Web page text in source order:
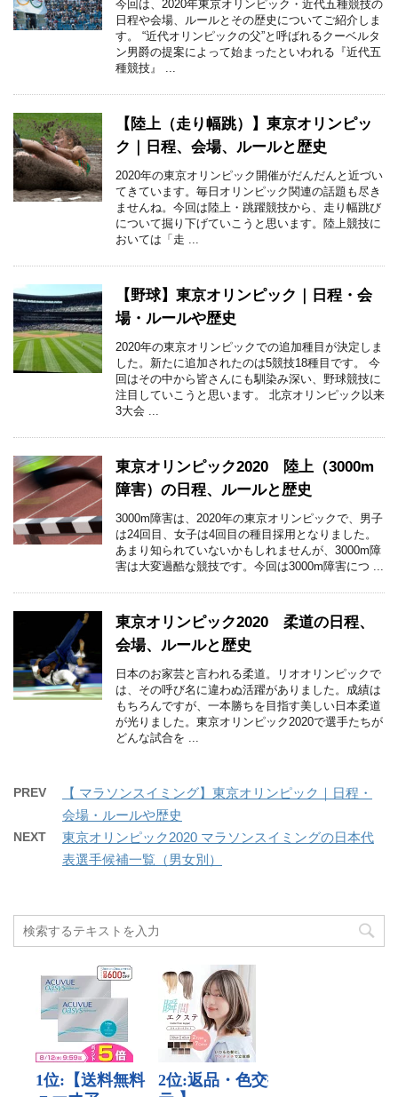
今回は、2020年東京オリンピック・近代五種競技の
日程や会場、ルールとその歴史についてご紹介しま
す。 “近代オリンピックの父”と呼ばれるクーベルタ
ン男爵の提案によって始まったといわれる『近代五
種競技』 ...
【陸上（走り幅跳）】東京オリンピッ
ク｜日程、会場、ルールと歴史
2020年の東京オリンピック開催がだんだんと近づい
てきています。毎日オリンピック関連の話題も尽き
ませんね。今回は陸上・跳躍競技から、走り幅跳び
について掘り下げていこうと思います。陸上競技に
おいては「走 ...
【野球】東京オリンピック｜日程・会
場・ルールや歴史
2020年の東京オリンピックでの追加種目が決定しま
した。新たに追加されたのは5競技18種目です。 今
回はその中から皆さんにも馴染み深い、野球競技に
注目していこうと思います。 北京オリンピック以来
3大会 ...
東京オリンピック2020 陸上（3000m
障害）の日程、ルールと歴史
3000m障害は、2020年の東京オリンピックで、男子
は24回目、女子は4回目の種目採用となりました。
あまり知られていないかもしれませんが、3000m障
害は大変過酷な競技です。今回は3000m障害につ ...
東京オリンピック2020 柔道の日程、
会場、ルールと歴史
日本のお家芸と言われる柔道。リオオリンピックで
は、その呼び名に違わぬ活躍がありました。成績は
もちろんですが、一本勝ちを目指す美しい日本柔道
が光りました。東京オリンピック2020で選手たちが
どんな試合を ...
PREV
【 マラソンスイミング】東京オリンピック｜日程・
会場・ルールや歴史
NEXT
東京オリンピック2020 マラソンスイミングの日本代
表選手候補一覧（男女別）